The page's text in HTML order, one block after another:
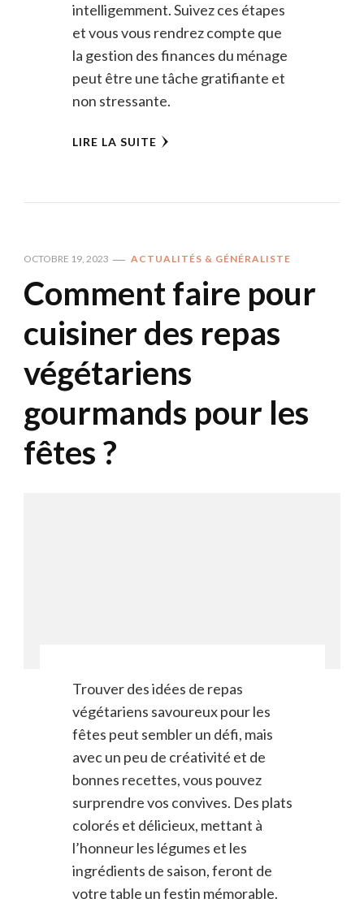
intelligemment. Suivez ces étapes
et vous vous rendrez compte que
la gestion des finances du ménage
peut être une tâche gratifiante et
non stressante.
LIRE LA SUITE
OCTOBRE 19, 2023 ACTUALITÉS & GÉNÉRALISTE
Comment faire pour
cuisiner des repas
végétariens
gourmands pour les
fêtes ?
Trouver des idées de repas
végétariens savoureux pour les
fêtes peut sembler un défi, mais
avec un peu de créativité et de
bonnes recettes, vous pouvez
surprendre vos convives. Des plats
colorés et délicieux, mettant à
l’honneur les légumes et les
ingrédients de saison, feront de
votre table un festin mémorable.